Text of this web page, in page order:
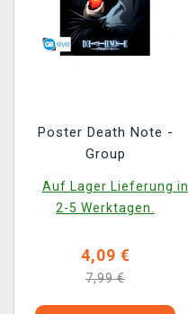
Poster Death Note -
Group
Auf Lager Lieferung in
2-5 Werktagen.
4,09 €
7,99 €